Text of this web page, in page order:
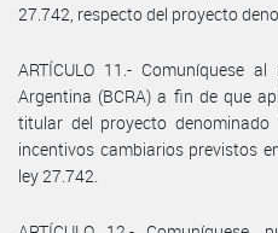
27.742, respecto del proyecto
ARTÍCULO 11.- Comuníquese
Argentina (BCRA) a fin de que
titular del proyecto denominado
incentivos cambiarios previstos
ley 27.742.